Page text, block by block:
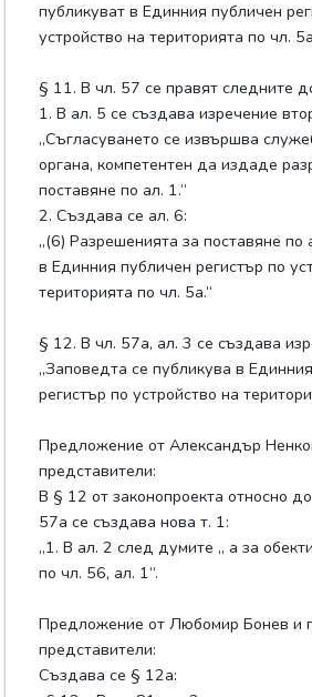
публикуват в Единния публичен
устройство на територията по чл.
§ 11. В чл. 57 се правят следните
1. В ал. 5 се създава изречение
„Съгласуването се извършва
органа, компетентен да издаде
поставяне по ал. 1.“
2. Създава се ал. 6:
„(6) Разрешенията за поставяне по
в Единния публичен регистър по
територията по чл. 5а.“
§ 12. В чл. 57а, ал. 3 се създава
„Заповедта се публикува в
регистър по устройство на
Предложение от Александър
представители:
В § 12 от законопроекта относно
57а се създава нова т. 1:
„1. В ал. 2 след думите „ а за
по чл. 56, ал. 1“.
Предложение от Любомир Бонев и
представители:
Създава се § 12а: